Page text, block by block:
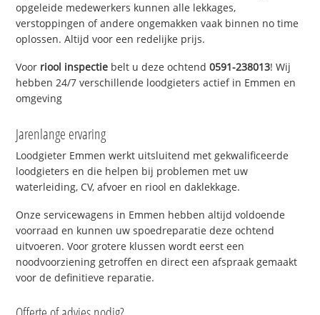
opgeleide medewerkers kunnen alle lekkages,
verstoppingen of andere ongemakken vaak binnen no time
oplossen. Altijd voor een redelijke prijs.
Voor riool inspectie belt u deze ochtend0591-238013! Wij
hebben 24/7 verschillende loodgieters actief in Emmen en
omgeving
Jarenlange ervaring
Loodgieter Emmen werkt uitsluitend met gekwalificeerde
loodgieters en die helpen bij problemen met uw
waterleiding, CV, afvoer en riool en daklekkage.
Onze servicewagens in Emmen hebben altijd voldoende
voorraad en kunnen uw spoedreparatie deze ochtend
uitvoeren. Voor grotere klussen wordt eerst een
noodvoorziening getroffen en direct een afspraak gemaakt
voor de definitieve reparatie.